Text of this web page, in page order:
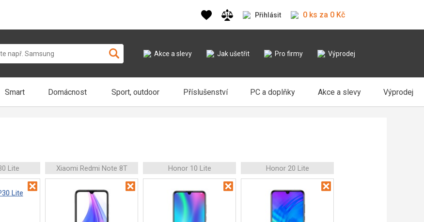
Přihlásit 0 ks za 0 Kč
Akce a slevy Jak ušetřit Pro firmy Výprodej
Smart Domácnost Sport, outdoor Příslušenství PC a doplňky Akce a slevy Výprodej
Lite Xiaomi Redmi Note 8T Honor 10 Lite Honor 20 Lite